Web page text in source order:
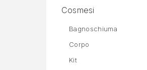
Cosmesi
Bagnoschiuma
Corpo
Kit